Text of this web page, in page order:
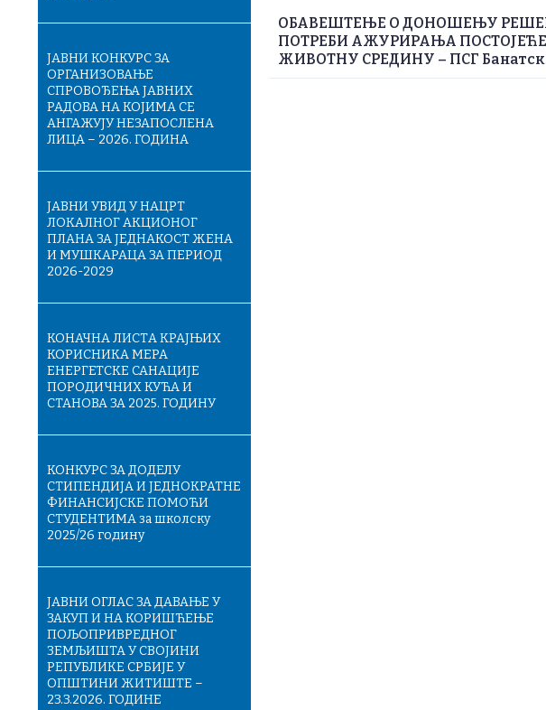
ЈАВНИ КОНКУРС ЗА
ОРГАНИЗОВАЊЕ
СПРОВОЂЕЊА ЈАВНИХ
РАДОВА НА КОЈИМА СЕ
АНГАЖУЈУ НЕЗАПОСЛЕНА
ЛИЦА – 2026. ГОДИНА
ЈАВНИ УВИД У НАЦРТ
ЛОКАЛНОГ АКЦИОНОГ
ПЛАНА ЗА ЈЕДНАКОСТ ЖЕНА
И МУШКАРАЦА ЗА ПЕРИОД
2026-2029
КОНАЧНA ЛИСТA КРАЈЊИХ
КОРИСНИКА МЕРА
ЕНЕРГЕТСКЕ САНАЦИЈЕ
ПОРОДИЧНИХ КУЋА И
СТАНОВА ЗА 2025. ГОДИНУ
КОНКУРС ЗА ДОДЕЛУ
СТИПЕНДИЈА И ЈЕДНОКРАТНЕ
ФИНАНСИЈСКЕ ПОМОЋИ
СТУДЕНТИМА за школску
2025/26 годину
ЈАВНИ ОГЛАС ЗА ДАВАЊЕ У
ЗАКУП И НА КОРИШЋЕЊЕ
ПОЉОПРИВРЕДНОГ
ЗЕМЉИШТА У СВОЈИНИ
РЕПУБЛИКЕ СРБИЈЕ У
ОПШТИНИ ЖИТИШТЕ –
23.3.2026. ГОДИНЕ
ОБАВЕШТЕЊЕ О ДОНОШЕЊУ
ПОТРЕБИ АЖУРИРАЊА
ЖИВОТНУ СРЕДИНУ – ПСГ